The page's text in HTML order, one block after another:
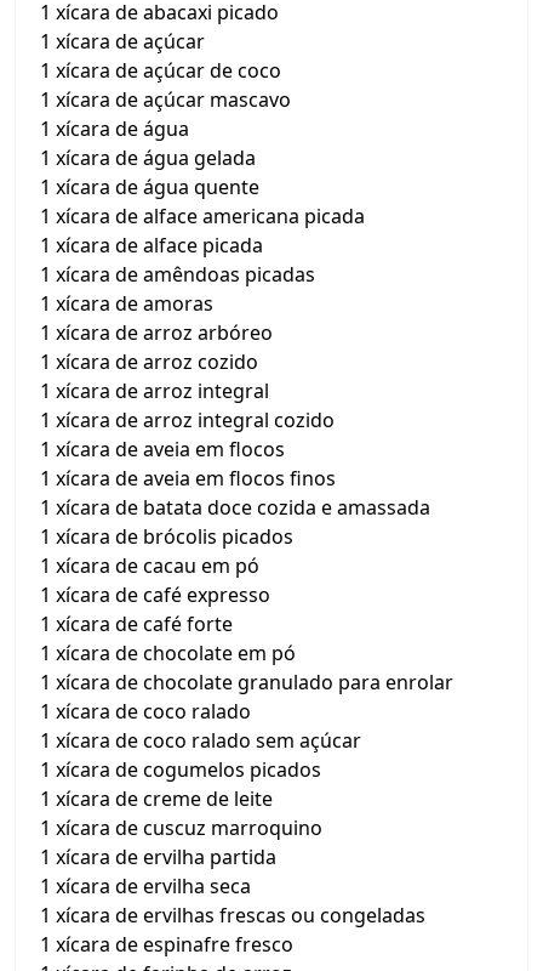
1 xícara de abacaxi picado
1 xícara de açúcar
1 xícara de açúcar de coco
1 xícara de açúcar mascavo
1 xícara de água
1 xícara de água gelada
1 xícara de água quente
1 xícara de alface americana picada
1 xícara de alface picada
1 xícara de amêndoas picadas
1 xícara de amoras
1 xícara de arroz arbóreo
1 xícara de arroz cozido
1 xícara de arroz integral
1 xícara de arroz integral cozido
1 xícara de aveia em flocos
1 xícara de aveia em flocos finos
1 xícara de batata doce cozida e amassada
1 xícara de brócolis picados
1 xícara de cacau em pó
1 xícara de café expresso
1 xícara de café forte
1 xícara de chocolate em pó
1 xícara de chocolate granulado para enrolar
1 xícara de coco ralado
1 xícara de coco ralado sem açúcar
1 xícara de cogumelos picados
1 xícara de creme de leite
1 xícara de cuscuz marroquino
1 xícara de ervilha partida
1 xícara de ervilha seca
1 xícara de ervilhas frescas ou congeladas
1 xícara de espinafre fresco